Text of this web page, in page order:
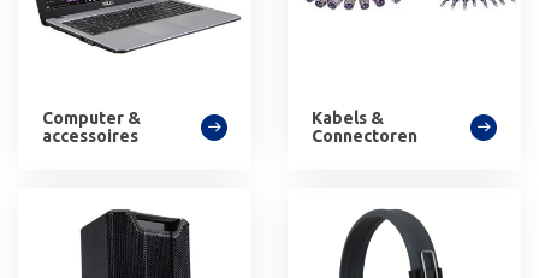
Computer &
accessoires
Kabels &
Connectoren